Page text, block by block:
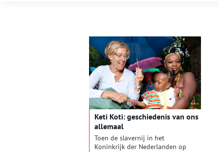
Keti Koti: geschiedenis van ons
allemaal
Toen de slavernij in het
Koninkrijk der Nederlanden op